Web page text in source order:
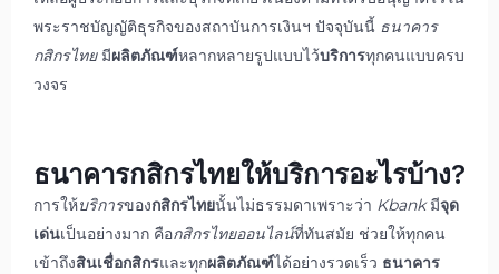
พระราชบัญญัติธุรกิจของสถาบันการเงินฯ ปัจจุบันนี้ ธนาคาร
กสิกรไทยมีผลิตภัณฑ์หลากหลายรูปแบบไว้บริการทุกคนแบบครบ
วงจร
ธนาคารกสิกรไทยให้บริการอะไรบ้าง?
การให้บริการของกสิกรไทยนั้นไม่ธรรมดาเพราะว่า Kbankมีจุด
เด่นเป็นอย่างมาก คือกสิกรไทยออนไลน์ที่ทันสมัย ช่วยให้ทุกคน
เข้าถึงสินเชื่อกสิกรและทุกผลิตภัณฑ์ได้อย่างรวดเร็ว ธนาคาร